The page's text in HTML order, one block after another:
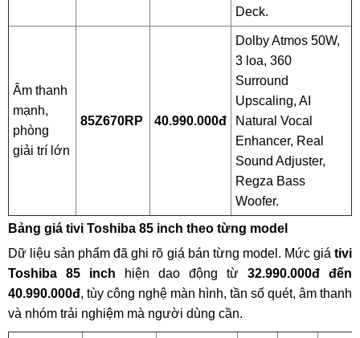
Deck.
Âm thanh
mạnh,
phòng
giải trí lớn
85Z670RP 40.990.000đ
Dolby Atmos 50W,
3 loa, 360
Surround
Upscaling, AI
Natural Vocal
Enhancer, Real
Sound Adjuster,
Regza Bass
Woofer.
Bảng giá tivi Toshiba 85 inch theo từng model
Dữ liệu sản phẩm đã ghi rõ giá bán từng model. Mức giá tivi
Toshiba 85 inch hiện dao động từ 32.990.000đ đến
40.990.000đ, tùy công nghệ màn hình, tần số quét, âm thanh
và nhóm trải nghiệm mà người dùng cần.